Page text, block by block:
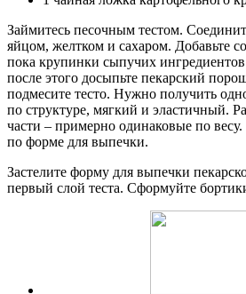
Займитесь песочным тестом.
яйцом, желтком и сахаром. Добавьте
пока крупинки сыпучих ингредиентов
после этого досыпьте пекарский
подмесите тесто. Нужно получить
по структуре, мягкий и эластичный.
части – примерно одинаковые по весу.
по форме для выпечки.
Застелите форму для выпечки
первый слой теста. Сформуйте